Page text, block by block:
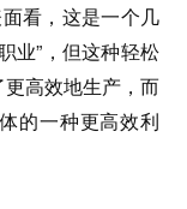
看，这是一个几
业”，但这种轻松
高效地生产，而
的一种更高效利